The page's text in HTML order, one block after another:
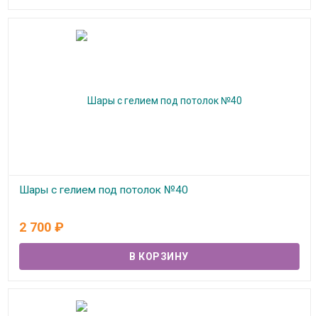
Шары с гелием под потолок №40
2 700 ₽